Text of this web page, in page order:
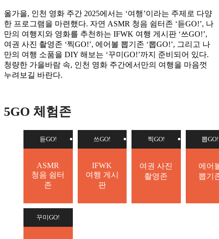
올가을, 인천 영화 주간 2025에서는 ‘여행’이라는 주제로 다양
한 프로그램을 마련했다. 자연 ASMR 청음 쉼터존 ‘듣GO!’, 나
만의 여행지와 영화를 추천하는 IFWK 여행 게시판 ‘쓰GO!’,
여권 사진 촬영존 ‘찍GO!’, 에어볼 뽑기존 ‘뽑GO!’, 그리고 나
만의 여행 소품을 DIY 해보는 ‘꾸미GO!’까지 준비되어 있다.
청량한 가을바람 속, 인천 영화 주간에서만의 여행을 마음껏
누려보길 바란다.
5GO 체험존
듣GO!
ASMR
청음 쉼터
존
쓰GO!
IFWK
여행 게시
판
찍GO!
여권 사진
촬영존
뽑GO!
에어
뽑기
꾸미GO!